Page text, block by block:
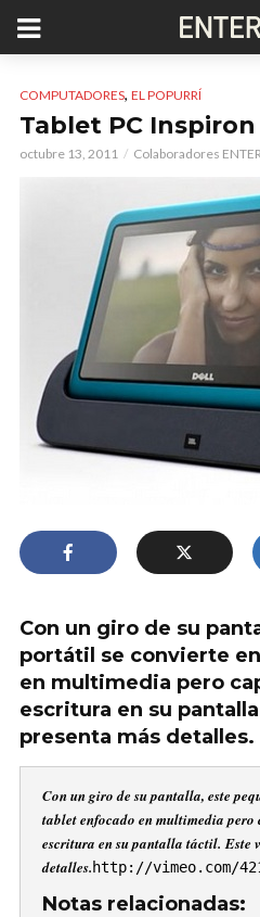
COMPUTADORES, EL POPURRÍ
Tablet PC
octubre 13, 2011 Colaboradores
Con un giro de su
portátil se convierte
en multimedia pero
escritura en su
presenta más detalles.
Con un giro de su pantalla, este
tablet enfocado en multimedia pero
escritura en su pantalla táctil. Este
detalles.http://vimeo.com/
Notas relacionadas: